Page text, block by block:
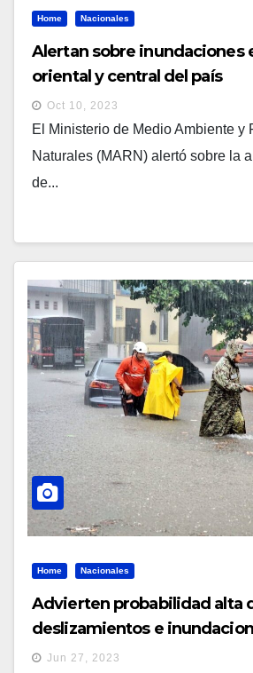
Home Nacionales
Alertan sobre inundaciones
oriental y central del país
Oct 10, 2023
El Ministerio de Medio Ambiente y
Naturales (MARN) alertó sobre la
de...
Home Nacionales
Advierten probabilidad alta
deslizamientos e
Jun 27, 2023